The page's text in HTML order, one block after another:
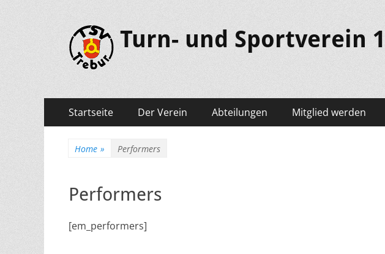
Turn- und Sportverein
Primäres
Menü
zum
Startseite Der Verein Abteilungen Mitglied werden
Home » Performers
Performers
[em_performers]